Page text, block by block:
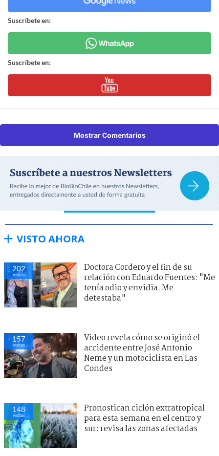
Suscríbete en:
Suscríbete en:
Mostrar Comentarios
VISTO AHORA
202
visitas
Doctora Cordero y el fin de su
relación con Eduardo Fuentes: "Me
tenía odio y envidia. Me
detestaba"
157
visitas
Video revela cómo se originó el
accidente entre José Antonio
Neme y un motociclista en Las
Condes
148
visitas
Pronostican ciclón extratropical
para esta semana en el centro y
sur: revisa las zonas afectadas